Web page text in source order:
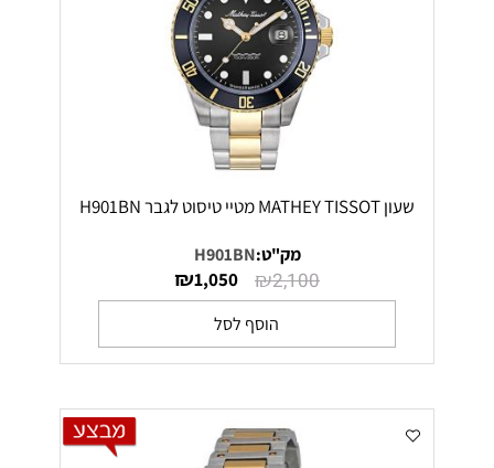
שעון MATHEY TISSOT מטיי טיסוט לגבר H901BN
מק"ט:H901BN
₪2,100
₪1,050
הוסף לסל